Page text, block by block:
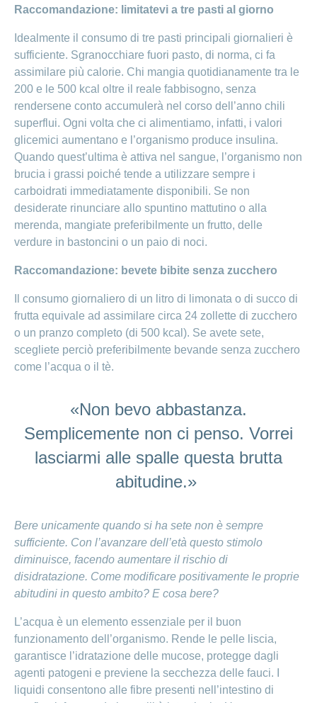
Raccomandazione: limitatevi a tre pasti al giorno
Idealmente il consumo di tre pasti principali giornalieri è
sufficiente. Sgranocchiare fuori pasto, di norma, ci fa
assimilare più calorie. Chi mangia quotidianamente tra le
200 e le 500 kcal oltre il reale fabbisogno, senza
rendersene conto accumulerà nel corso dell’anno chili
superflui. Ogni volta che ci alimentiamo, infatti, i valori
glicemici aumentano e l’organismo produce insulina.
Quando quest’ultima è attiva nel sangue, l’organismo non
brucia i grassi poiché tende a utilizzare sempre i
carboidrati immediatamente disponibili. Se non
desiderate rinunciare allo spuntino mattutino o alla
merenda, mangiate preferibilmente un frutto, delle
verdure in bastoncini o un paio di noci.
Raccomandazione: bevete bibite senza zucchero
Il consumo giornaliero di un litro di limonata o di succo di
frutta equivale ad assimilare circa 24 zollette di zucchero
o un pranzo completo (di 500 kcal). Se avete sete,
scegliete perciò preferibilmente bevande senza zucchero
come l’acqua o il tè.
«Non bevo abbastanza.
Semplicemente non ci penso. Vorrei
lasciarmi alle spalle questa brutta
abitudine.»
Bere unicamente quando si ha sete non è sempre
sufficiente. Con l’avanzare dell’età questo stimolo
diminuisce, facendo aumentare il rischio di
disidratazione. Come modificare positivamente le proprie
abitudini in questo ambito? E cosa bere?
L’acqua è un elemento essenziale per il buon
funzionamento dell’organismo. Rende le pelle liscia,
garantisce l’idratazione delle mucose, protegge dagli
agenti patogeni e previene la secchezza delle fauci. I
liquidi consentono alle fibre presenti nell’intestino di